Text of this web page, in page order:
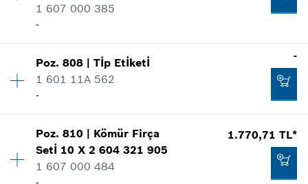
2.949,42 TL*
Fiyatlara KDV dahildir.
Nerede kullanıldı.
1.147,46 TL*
Fiyatlara KDV dahildir.
1 607 000 385
-
Miktar 1
Fiyat grubu:26
Nerede kullanıldı.
Şekli göster
Poz.808 |Tİp Etİketİ
1 601 11A 562
-
-
Miktar 1
Fiyat grubu :-
Yedek parça bilgisi
Poz.810 | Kömür Firça
Setİ 10 X 2 604 321 905
1 607 000 484
1.770,71 TL*